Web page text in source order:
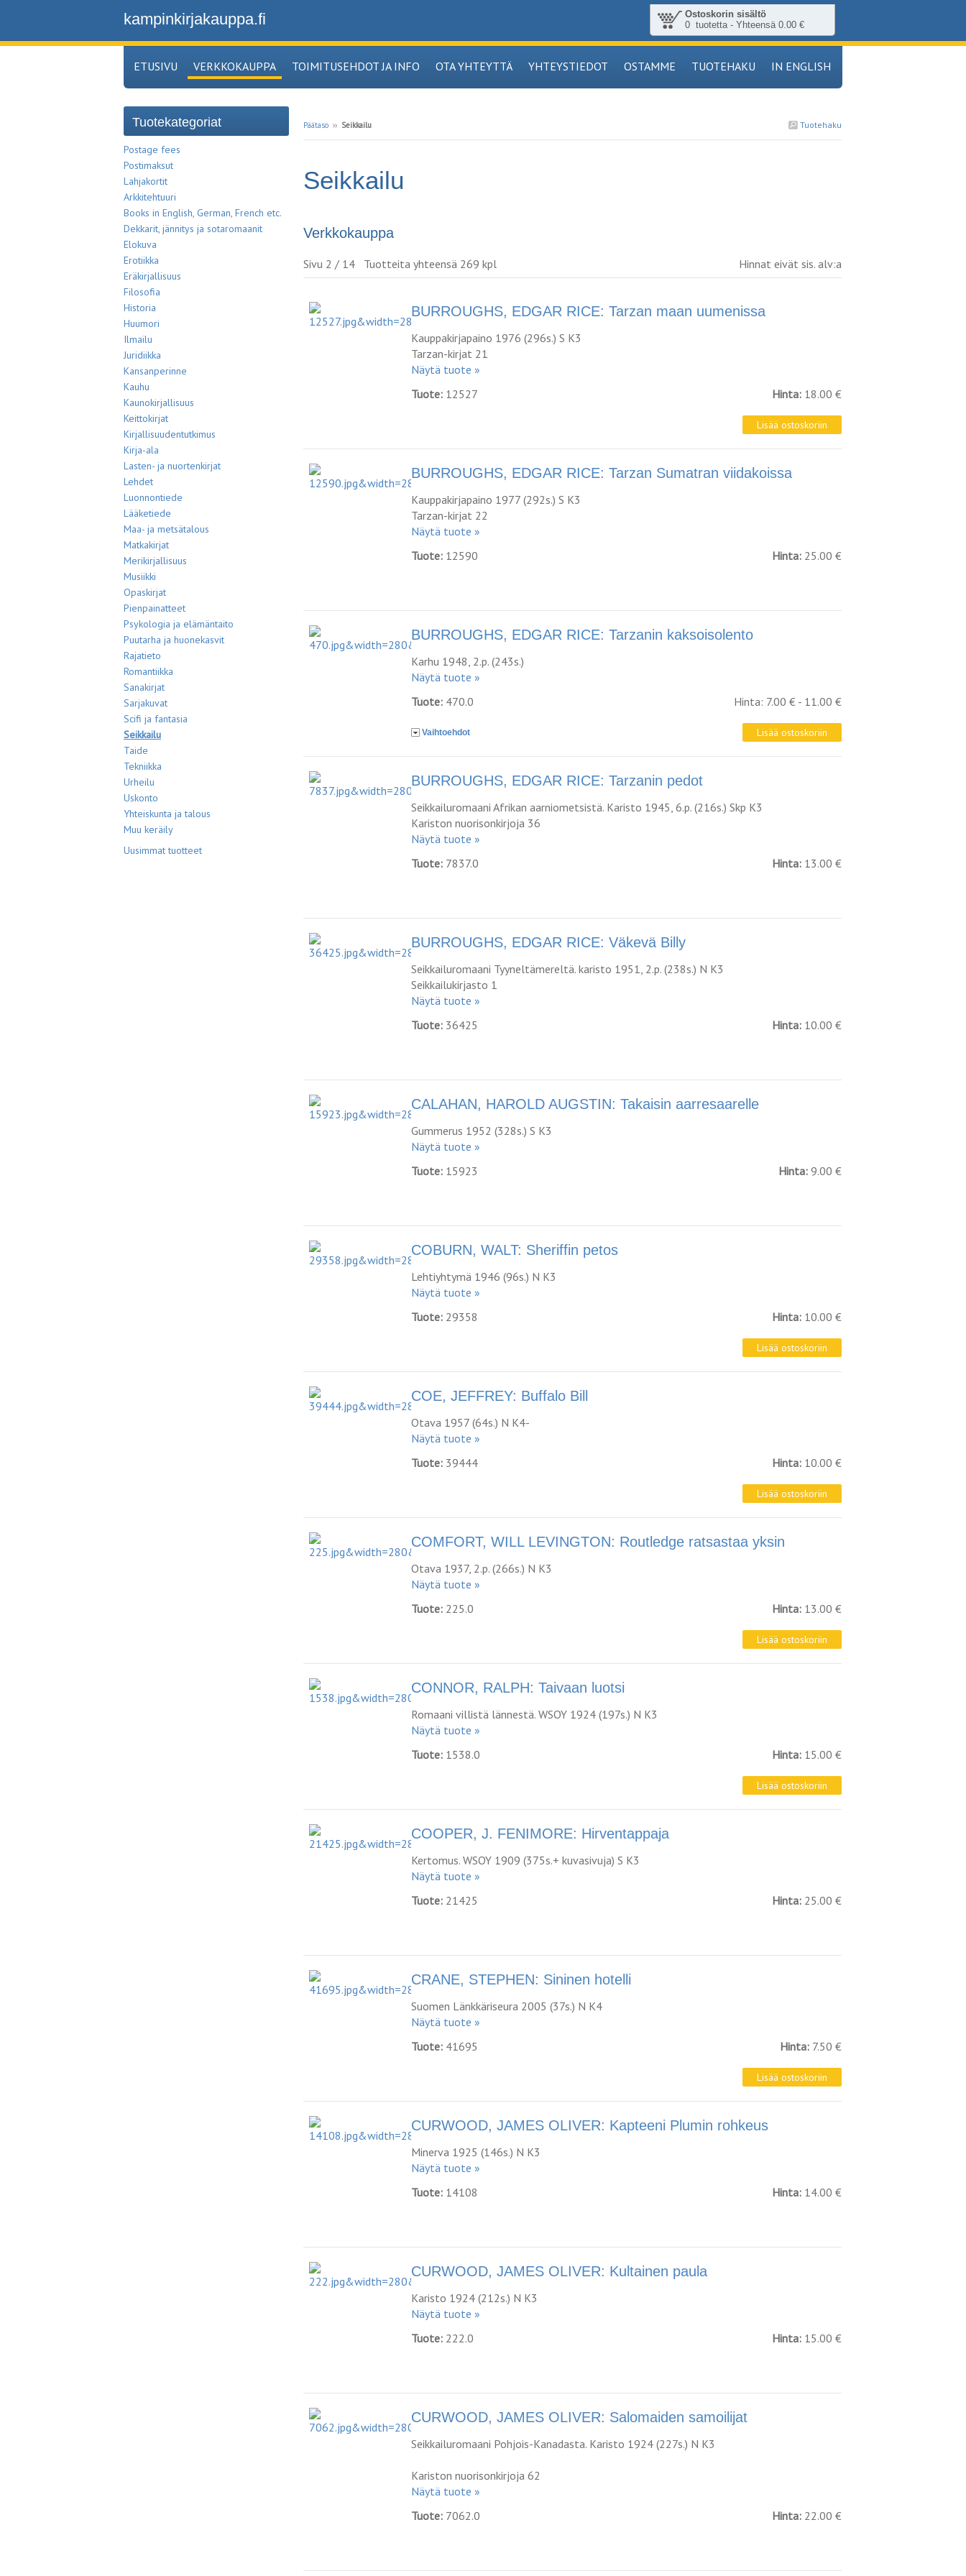
Ostoskorin sisältö
0 tuotetta - Yhteensä 0.00 €
kampinkirjakauppa.fi
ETUSIVU VERKKOKAUPPA TOIMITUSEHDOT JA INFO OTA YHTEYTTÄ YHTEYSTIEDOT OSTAMME TUOTEHAKU IN ENGLISH
Tuotehaku
Päätaso ›› Seikkailu
Seikkailu
Verkkokauppa
Sivu 2 / 14 Tuotteita yhteensä 269 kpl Hinnat eivät sis. alv:a
BURROUGHS, EDGAR RICE: Tarzan maan uumenissa
Kauppakirjapaino 1976 (296s.) S K3
Tarzan-kirjat 21
Näytä tuote »
Tuote: 12527 Hinta: 18.00 €
BURROUGHS, EDGAR RICE: Tarzan Sumatran viidakoissa
Kauppakirjapaino 1977 (292s.) S K3
Tarzan-kirjat 22
Näytä tuote »
Tuote: 12590 Hinta: 25.00 €
BURROUGHS, EDGAR RICE: Tarzanin kaksoisolento
Karhu 1948, 2.p. (243s.)
Näytä tuote »
Tuote: 470.0 Hinta: 7.00 € - 11.00 €
Vaihtoehdot
BURROUGHS, EDGAR RICE: Tarzanin pedot
Seikkailuromaani Afrikan aarniometsistä. Karisto 1945, 6.p. (216s.) Skp K3
Kariston nuorisonkirjoja 36
Näytä tuote »
Tuote: 7837.0 Hinta: 13.00 €
BURROUGHS, EDGAR RICE: Väkevä Billy
Seikkailuromaani Tyyneltämereltä. karisto 1951, 2.p. (238s.) N K3
Seikkailukirjasto 1
Näytä tuote »
Tuote: 36425 Hinta: 10.00 €
CALAHAN, HAROLD AUGSTIN: Takaisin aarresaarelle
Gummerus 1952 (328s.) S K3
Näytä tuote »
Tuote: 15923 Hinta: 9.00 €
COBURN, WALT: Sheriffin petos
Lehtiyhtymä 1946 (96s.) N K3
Näytä tuote »
Tuote: 29358 Hinta: 10.00 €
COE, JEFFREY: Buffalo Bill
Otava 1957 (64s.) N K4-
Näytä tuote »
Tuote: 39444 Hinta: 10.00 €
COMFORT, WILL LEVINGTON: Routledge ratsastaa yksin
Otava 1937, 2.p. (266s.) N K3
Näytä tuote »
Tuote: 225.0 Hinta: 13.00 €
CONNOR, RALPH: Taivaan luotsi
Romaani villistä lännestä. WSOY 1924 (197s.) N K3
Näytä tuote »
Tuote: 1538.0 Hinta: 15.00 €
COOPER, J. FENIMORE: Hirventappaja
Kertomus. WSOY 1909 (375s.+ kuvasivuja) S K3
Näytä tuote »
Tuote: 21425 Hinta: 25.00 €
CRANE, STEPHEN: Sininen hotelli
Suomen Länkkäriseura 2005 (37s.) N K4
Näytä tuote »
Tuote: 41695 Hinta: 7.50 €
CURWOOD, JAMES OLIVER: Kapteeni Plumin rohkeus
Minerva 1925 (146s.) N K3
Näytä tuote »
Tuote: 14108 Hinta: 14.00 €
CURWOOD, JAMES OLIVER: Kultainen paula
Karisto 1924 (212s.) N K3
Näytä tuote »
Tuote: 222.0 Hinta: 15.00 €
CURWOOD, JAMES OLIVER: Salomaiden samoilijat
Seikkailuromaani Pohjois-Kanadasta. Karisto 1924 (227s.) N K3
Kariston nuorisonkirjoja 62
Näytä tuote »
Tuote: 7062.0 Hinta: 22.00 €
Tuotekategoriat
Postage fees
Postimaksut
Lahjakortit
Arkkitehtuuri
Books in English, German, French etc.
Dekkarit, jännitys ja sotaromaanit
Elokuva
Erotiikka
Eräkirjallisuus
Filosofia
Historia
Huumori
Ilmailu
Juridiikka
Kansanperinne
Kauhu
Kaunokirjallisuus
Keittokirjat
Kirjallisuudentutkimus
Kirja-ala
Lasten- ja nuortenkirjat
Lehdet
Luonnontiede
Lääketiede
Maa- ja metsätalous
Matkakirjat
Merikirjallisuus
Musiikki
Opaskirjat
Pienpainatteet
Psykologia ja elämäntaito
Puutarha ja huonekasvit
Rajatieto
Romantiikka
Sanakirjat
Sarjakuvat
Scifi ja fantasia
Seikkailu
Taide
Tekniikka
Urheilu
Uskonto
Yhteiskunta ja talous
Muu keräily
Uusimmat tuotteet